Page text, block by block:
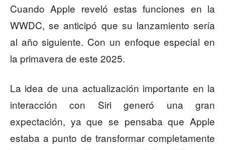
Cuando Apple reveló estas funciones en la
WWDC, se anticipó que su lanzamiento sería
al año siguiente. Con un enfoque especial en
la primavera de este 2025.
La idea de una actualización importante en la
interacción con Siri generó una gran
expectación, ya que se pensaba que Apple
estaba a punto de transformar completamente